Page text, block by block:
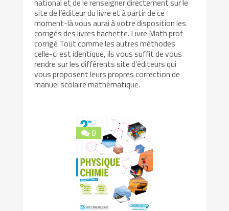
national et de le renseigner directement sur le
site de l’éditeur du livre et à partir de ce
moment-là vous aurai à votre disposition les
corrigés des livres hachette. Livre Math prof
corrigé Tout comme les autres méthodes
celle-ci est identique, ils vous suffit de vous
rendre sur les différents site d’éditeurs qui
vous proposent leurs propres correction de
manuel scolaire mathématique.
0